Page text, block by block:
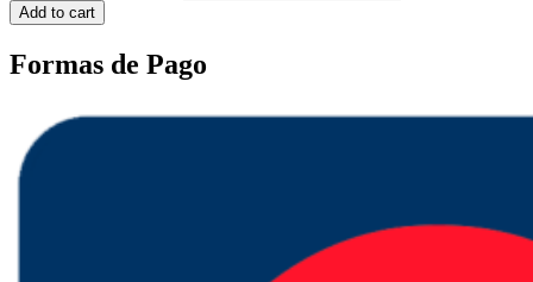
Add to cart
Formas de Pago